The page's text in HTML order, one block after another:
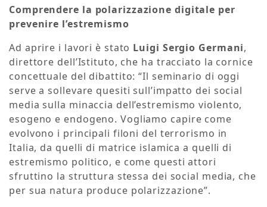
Comprendere la polarizzazione digitale per
prevenire l’estremismo
Ad aprire i lavori è stato Luigi Sergio Germani,
direttore dell’Istituto, che ha tracciato la cornice
concettuale del dibattito: “Il seminario di oggi
serve a sollevare quesiti sull’impatto dei social
media sulla minaccia dell’estremismo violento,
esogeno e endogeno. Vogliamo capire come
evolvono i principali filoni del terrorismo in
Italia, da quelli di matrice islamica a quelli di
estremismo politico, e come questi attori
sfruttino la struttura stessa dei social media, che
per sua natura produce polarizzazione”.